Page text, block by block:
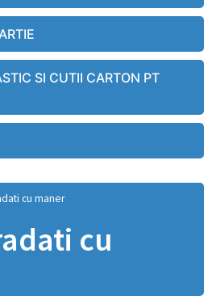
SI CUTII CARTON PT
cu maner
cu